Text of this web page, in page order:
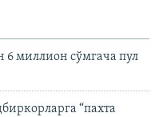
6 миллион сўмгача пул
“пахта